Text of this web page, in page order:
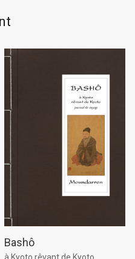
Bashô
à Kyoto rêvant de Kyoto